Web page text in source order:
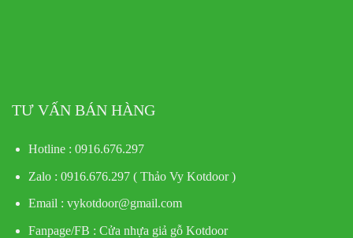
TƯ VẤN BÁN HÀNG
Hotline : 0916.676.297
Zalo : 0916.676.297 ( Thảo Vy Kotdoor )
Email : vykotdoor@gmail.com
Fanpage/FB : Cửa nhựa giả gỗ Kotdoor